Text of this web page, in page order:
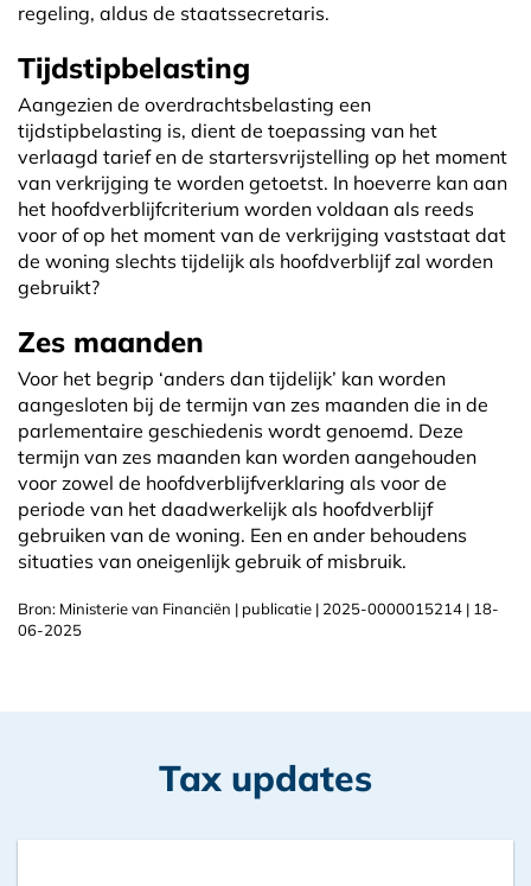
regeling, aldus de staatssecretaris.
Tijdstipbelasting
Aangezien de overdrachtsbelasting een
tijdstipbelasting is, dient de toepassing van het
verlaagd tarief en de startersvrijstelling op het moment
van verkrijging te worden getoetst. In hoeverre kan aan
het hoofdverblijfcriterium worden voldaan als reeds
voor of op het moment van de verkrijging vaststaat dat
de woning slechts tijdelijk als hoofdverblijf zal worden
gebruikt?
Zes maanden
Voor het begrip ‘anders dan tijdelijk’ kan worden
aangesloten bij de termijn van zes maanden die in de
parlementaire geschiedenis wordt genoemd. Deze
termijn van zes maanden kan worden aangehouden
voor zowel de hoofdverblijfverklaring als voor de
periode van het daadwerkelijk als hoofdverblijf
gebruiken van de woning. Een en ander behoudens
situaties van oneigenlijk gebruik of misbruik.
Bron: Ministerie van Financiën | publicatie | 2025-0000015214 | 18-
06-2025
Tax updates